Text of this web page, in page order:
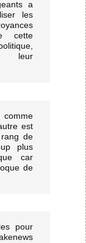
a
les
cette
comme
est
de
plus
car
de
pour